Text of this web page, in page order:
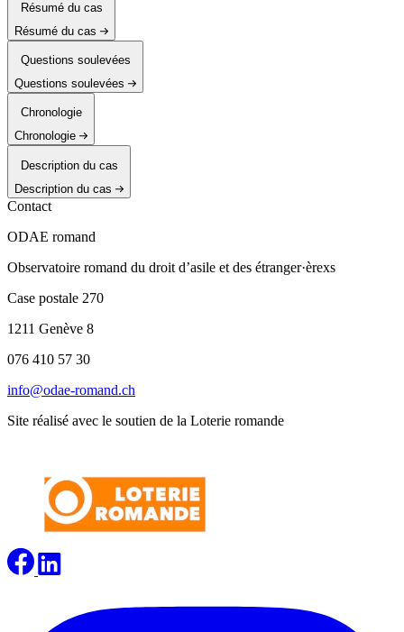
Résumé du cas
Résumé du cas
Questions soulevées
Questions soulevées
Chronologie
Chronologie
Description du cas
Description du cas
Contact
ODAE romand
Observatoire romand du droit d’asile et des étranger·èrexs
Case postale 270
1211 Genève 8
076 410 57 30
info@odae-romand.ch
Site réalisé avec le soutien de la Loterie romande